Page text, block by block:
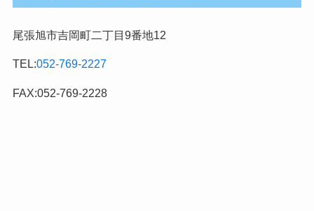
尾張旭市吉岡町二丁目9番地12
TEL:052-769-2227
FAX:052-769-2228